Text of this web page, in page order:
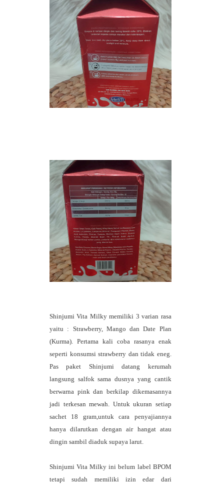
Shinjumi Vita Milky memiliki 3 varian rasa
yaitu : Strawberry, Mango dan Date Plan
(Kurma). Pertama kali coba rasanya enak
seperti konsumsi strawberry dan tidak eneg.
Pas paket Shinjumi datang kerumah
langsung salfok sama dusnya yang cantik
berwarna pink dan berkilap dikemasannya
jadi terkesan mewah. Untuk ukuran setiap
sachet 18 gram,untuk cara penyajiannya
hanya dilarutkan dengan air hangat atau
dingin sambil diaduk supaya larut.
Shinjumi Vita Milky ini belum label BPOM
tetapi sudah memiliki izin edar dari